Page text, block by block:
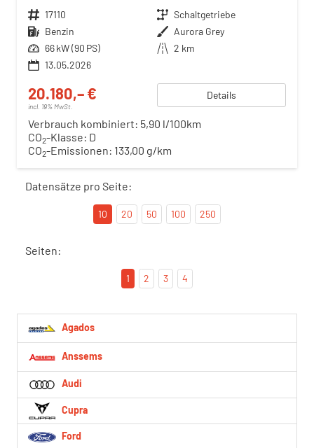
Fahrzeugnr. 17110 Getriebe Schaltgetriebe
Kraftstoff Benzin Außenfarbe Aurora Grey
Leistung 66 kW (90 PS) Kilometerstand 2 km
13.05.2026
20.180,– €
incl. 19% MwSt.
Details
Verbrauch kombiniert: 5,90 l/100km
CO2-Klasse: D
CO2-Emissionen: 133,00 g/km
Datensätze pro Seite:
10 20 50 100 250
Seiten:
1 2 3 4
Agados
Anssems
Audi
Cupra
Ford